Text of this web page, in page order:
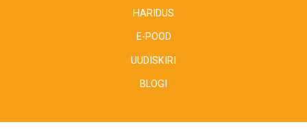
HARIDUS
E-POOD
UUDISKIRI
BLOGI